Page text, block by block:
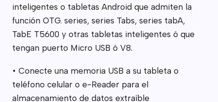
inteligentes o tabletas Android que admiten la
función OTG. series, series Tabs, series tabA,
TabE T5600 y otras tabletas inteligentes ó que
tengan puerto Micro USB ó V8.
• Conecte una memoria USB a su tableta o
teléfono celular o e-Reader para el
almacenamiento de datos extraíble